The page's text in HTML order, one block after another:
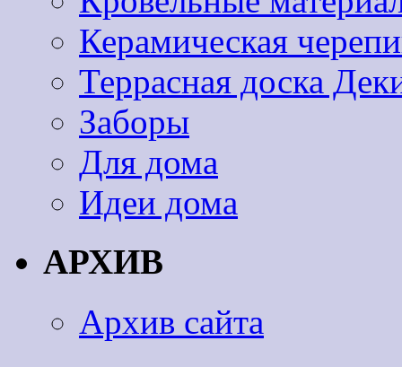
Керамическая
Террасная доска
Заборы
Для дома
Идеи дома
АРХИВ
Архив сайта